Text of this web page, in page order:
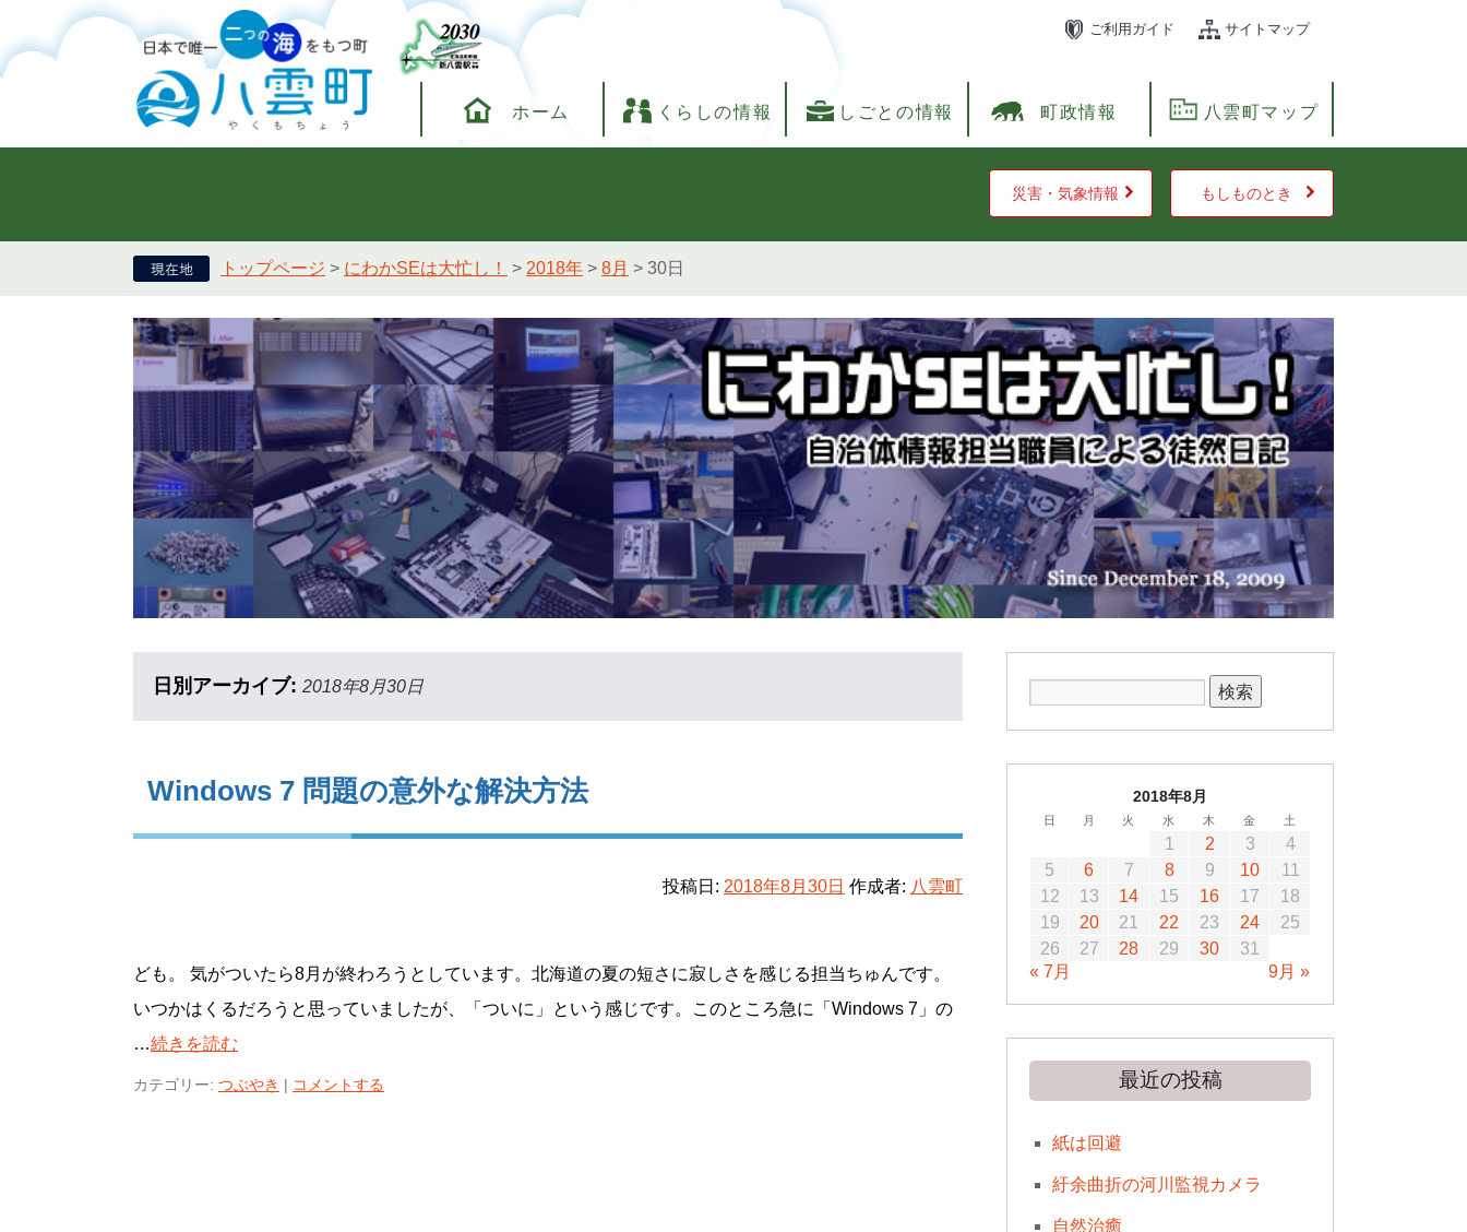
ご利用ガイド サイトマップ
ホーム くらしの情報 しごとの情報 町政情報 八雲町マップ
災害・気象情報 もしものとき
トップページ > にわかSEは大忙し！ > 2018年 > 8月 > 30日
日別アーカイブ: 2018年8月30日
Windows 7 問題の意外な解決方法
投稿日: 2018年8月30日 作成者: 八雲町
ども。 気がついたら8月が終わろうとしています。北海道の夏の短さに寂しさを感じる担当ちゅんです。
いつかはくるだろうと思っていましたが、「ついに」という感じです。このところ急に「Windows 7」の
…続きを読む
カテゴリー: つぶやき | コメントする
2018年8月
日 月 火 水 木 金 土
1 2 3
4
5
6 7 8 9 10
11
12
13 14 15 16 17
18
19
20 21 22 23 24
25
26
27 28 29 30
31
« 7月
9月 »
最近の投稿
紙は回避
紆余曲折の河川監視カメラ
自然治癒